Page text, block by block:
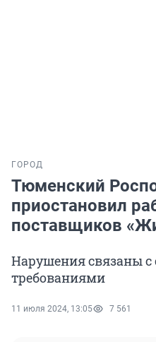
ГОРОД
Тюменский
приостановил
поставщиков
Нарушения связаны
требованиями
11 июля 2024, 13:05 7 561